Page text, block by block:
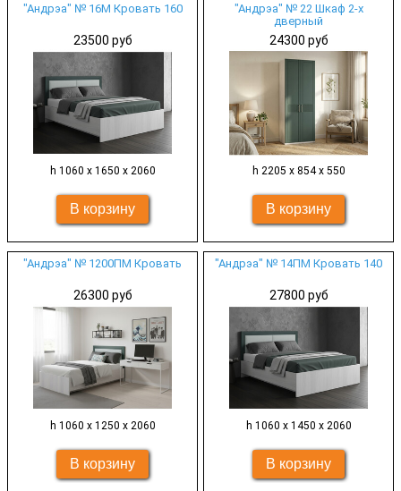
"Андрэа" № 16М Кровать 160
23500 руб
h 1060 х 1650 х 2060
"Андрэа" № 22 Шкаф 2-х
дверный
24300 руб
h 2205 х 854 х 550
"Андрэа" № 1200ПМ Кровать
26300 руб
h 1060 х 1250 х 2060
"Андрэа" № 14ПМ Кровать 140
27800 руб
h 1060 х 1450 х 2060